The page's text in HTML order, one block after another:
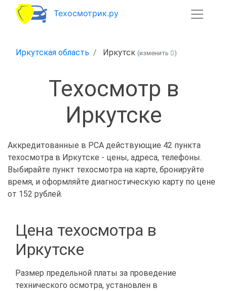
Техосмотрик.ру
Иркутская область Иркутск (изменить )
Техосмотр в
Иркутске
Аккредитованные в РСА действующие 42 пункта
техосмотра в Иркутске - цены, адреса, телефоны.
Выбирайте пункт техосмотра на карте, бронируйте
время, и оформляйте диагностическую карту по цене
от 152 рублей.
Цена техосмотра в
Иркутске
Размер предельной платы за проведение
технического осмотра, установлен в